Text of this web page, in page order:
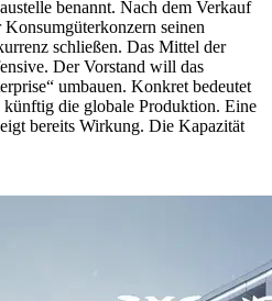
benannt. Nach dem Verkauf
seinen
schließen. Das Mittel der
Der Vorstand will das
umbauen. Konkret bedeutet
die globale Produktion. Eine
bereits Wirkung. Die Kapazität